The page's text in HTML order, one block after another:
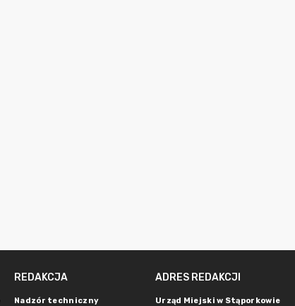
REDAKCJA
Nadzór techniczny
ADRES REDAKCJI
Urząd Miejski w Stąporkowie